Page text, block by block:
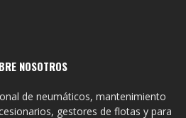
NOSOTROS
de neumáticos, mantenimiento
gestores de flotas y para